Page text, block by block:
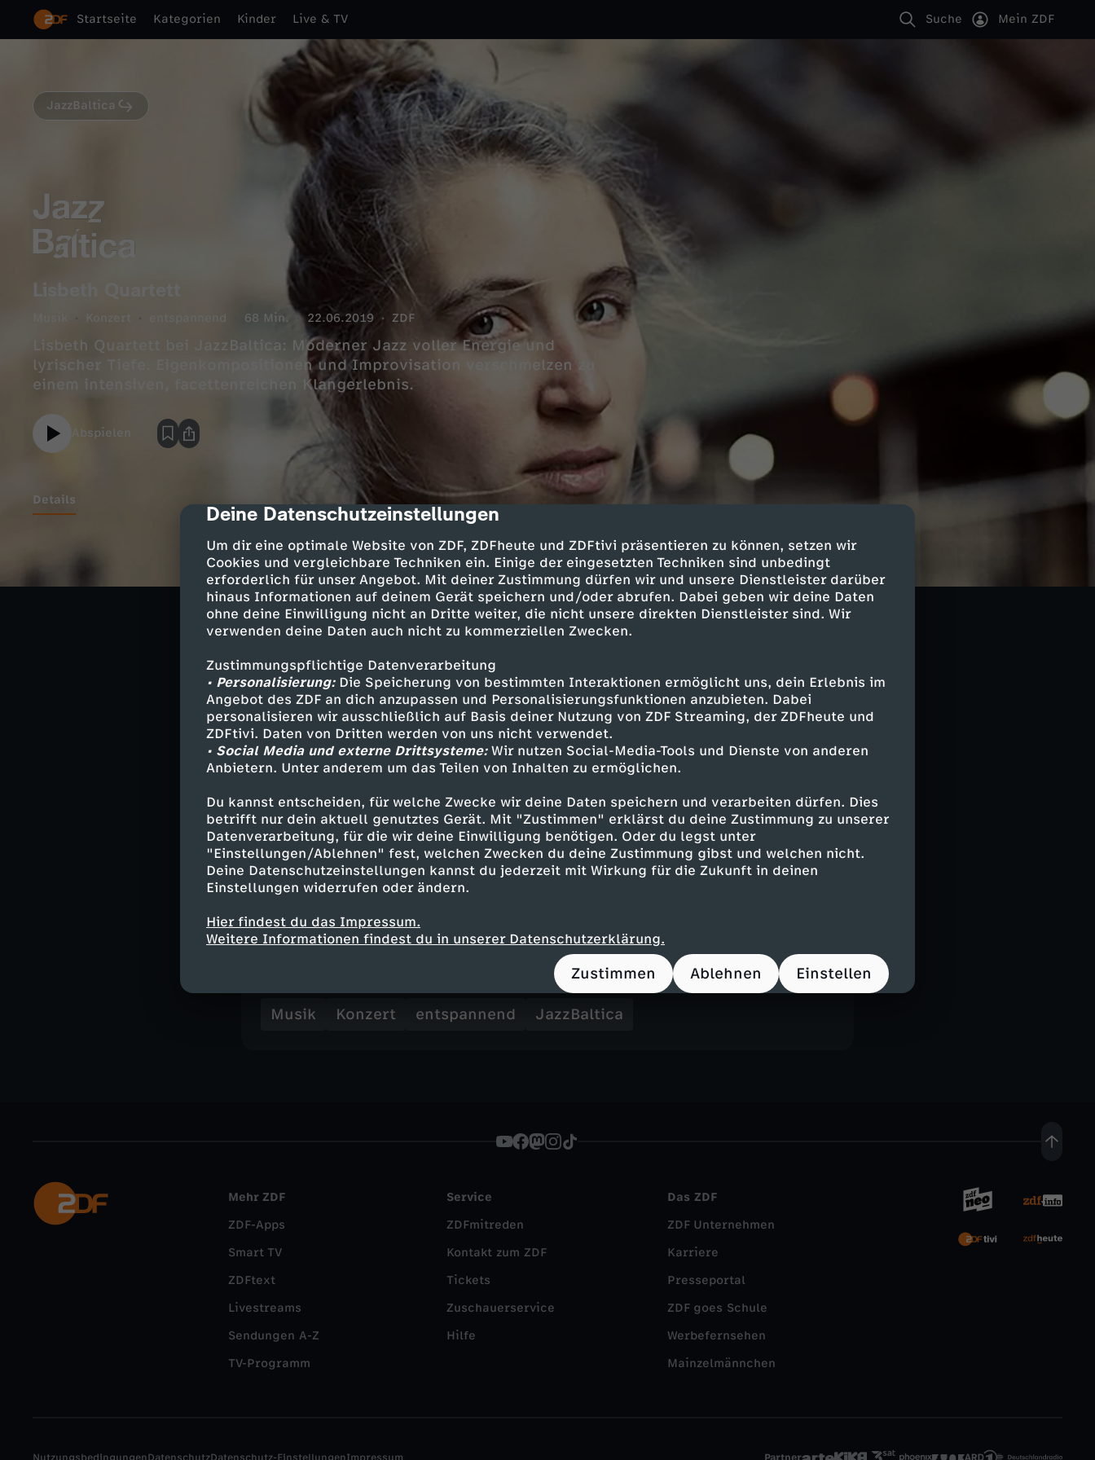
cmp-dialog-description
Deine Datenschutzeinstellungen
Um dir eine optimale Website von ZDF, ZDFheute und ZDFtivi präsentieren zu können, setzen wir
Cookies und vergleichbare Techniken ein. Einige der eingesetzten Techniken sind unbedingt
erforderlich für unser Angebot. Mit deiner Zustimmung dürfen wir und unsere Dienstleister darüber
hinaus Informationen auf deinem Gerät speichern und/oder abrufen. Dabei geben wir deine Daten
ohne deine Einwilligung nicht an Dritte weiter, die nicht unsere direkten Dienstleister sind. Wir
verwenden deine Daten auch nicht zu kommerziellen Zwecken.
Zustimmungspflichtige Datenverarbeitung
• Personalisierung:Die Speicherung von bestimmten Interaktionen ermöglicht uns, dein Erlebnis im
Angebot des ZDF an dich anzupassen und Personalisierungsfunktionen anzubieten. Dabei
personalisieren wir ausschließlich auf Basis deiner Nutzung von ZDF Streaming, der ZDFheute und
ZDFtivi. Daten von Dritten werden von uns nicht verwendet.
• Social Media und externe Drittsysteme:Wir nutzen Social-Media-Tools und Dienste von anderen
Anbietern. Unter anderem um das Teilen von Inhalten zu ermöglichen.
Du kannst entscheiden, für welche Zwecke wir deine Daten speichern und verarbeiten dürfen. Dies
betrifft nur dein aktuell genutztes Gerät. Mit "Zustimmen" erklärst du deine Zustimmung zu unserer
Datenverarbeitung, für die wir deine Einwilligung benötigen. Oder du legst unter
"Einstellungen/Ablehnen" fest, welchen Zwecken du deine Zustimmung gibst und welchen nicht.
Deine Datenschutzeinstellungen kannst du jederzeit mit Wirkung für die Zukunft in deinen
Einstellungen widerrufen oder ändern.
Hier findest du das Impressum.
Weitere Informationen findest du in unserer Datenschutzerklärung.
Zustimmen Ablehnen Einstellen
Startseite Kategorien Kinder Live & TV Suche Mein ZDF
JazzBaltica
Lisbeth Quartett
Konzert entspannend 68 Min. 22.06.2019 ZDF
Lisbeth Quartett bei JazzBaltica: Moderner Jazz voller Energie und
lyrischer Tiefe. Eigenkompositionen und Improvisation verschmelzen zu
einem intensiven, facettenreichen Klangerlebnis.
Abspielen
Details
Die Band war erstmals 2014 zu Gast an der Ostsee. Mittlerweile ist die Berliner
Musikerin und Komponistin in New York beheimatet und operiert mit ihrem
mehrfach ausgezeichneten Lisbeth Quartett von beiden Seiten des Atlantiks
aus. Vier Alben hat die Formation inzwischen aufgenommen, uind immer im
Mittelpunkt steht der sehr persönliche Saxophonsound von Charlotte Greve.
Quartett wechseln sich klare Melodielinien in einer klassischen
Bandkonstellation mit Passagen ab, in denen die Formation wie ein einziger
Organismus atmet und musiziert.
Besetzung
Charlotte Greve (sax), Manuel Schmiedel (p), Marc Muellbauer (b), Moritz
Baumgärtner (dr)
Annika Nagel (photo)
Musik Konzert entspannend JazzBaltica
Mehr ZDF
ZDF-Apps
Smart TV
ZDFtext
Livestreams
Sendungen A-Z
TV-Programm
Service
ZDFmitreden
Kontakt zum ZDF
Tickets
Zuschauerservice
Hilfe
Das ZDF
ZDF Unternehmen
Karriere
Presseportal
ZDF goes Schule
Werbefernsehen
Mainzelmännchen
Partner
NutzungsbedingungenDatenschutzDatenschutz-EinstellungenImpressum